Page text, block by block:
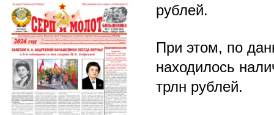
рублей.
При этом, по
находилось
трлн рублей.